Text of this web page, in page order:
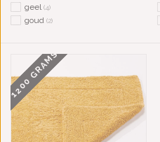
geel(4)
goud (2)
1200 GRAMS